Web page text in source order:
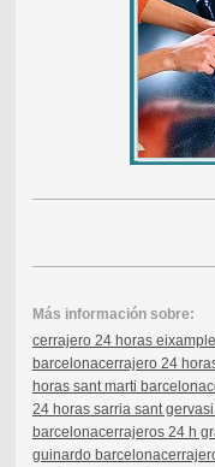
Más información sobre:
cerrajero 24 horas
barcelonacerrajero 24
horas sant marti barcelona
24 horas sarria sant
barcelonacerrajeros 24 h
guinardo barcelona